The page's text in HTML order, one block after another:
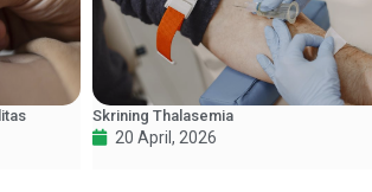
Skrining Thalasemia
20 April, 2026